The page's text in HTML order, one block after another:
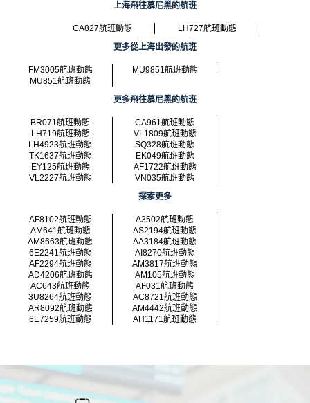
上海飛往慕尼黑的航班
CA827航班動態
LH727航班動態
更多從上海出發的航班
FM3005航班動態
MU9851航班動態
MU851航班動態
更多飛往慕尼黑的航班
BR071航班動態
CA961航班動態
LH719航班動態
VL1809航班動態
LH4923航班動態
SQ328航班動態
TK1637航班動態
EK049航班動態
EY125航班動態
AF1722航班動態
VL2227航班動態
VN035航班動態
探索更多
AF8102航班動態
A3502航班動態
AM641航班動態
AS2194航班動態
AM8663航班動態
AA3184航班動態
6E2241航班動態
AI8270航班動態
AF2294航班動態
AM3817航班動態
AD4206航班動態
AM105航班動態
AC643航班動態
AF031航班動態
3U8264航班動態
AC8721航班動態
AR8092航班動態
AM4442航班動態
6E7259航班動態
AH1171航班動態